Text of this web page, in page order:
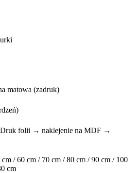
matowa (zadruk)
Druk folii → naklejenie na MDF →
cm / 60 cm / 70 cm / 80 cm / 90 cm / 100
cm